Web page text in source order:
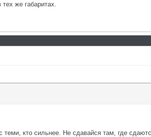
же габаритах.
теми, кто сильнее. Не сдавайся там, где